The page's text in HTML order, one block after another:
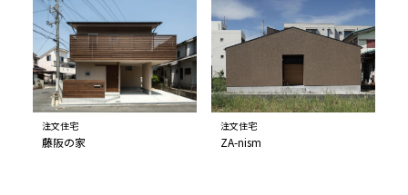
注文住宅
藤阪の家
注文住宅
ZA-nism